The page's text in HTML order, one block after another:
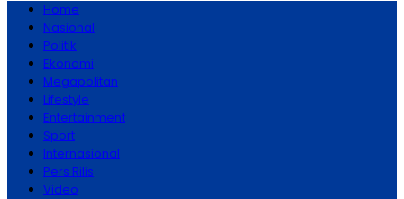
Home
Nasional
Politik
Ekonomi
Megapolitan
Lifestyle
Entertainment
Sport
Internasional
Pers Rilis
Video